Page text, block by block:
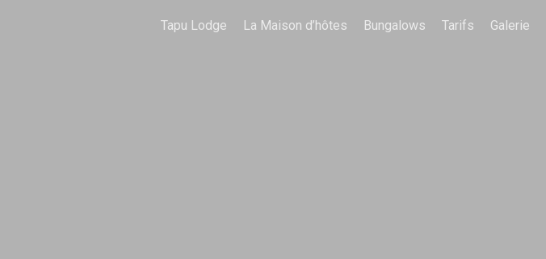
Tapu Lodge La Maison d’hôtes Bungalows Tarifs Galerie